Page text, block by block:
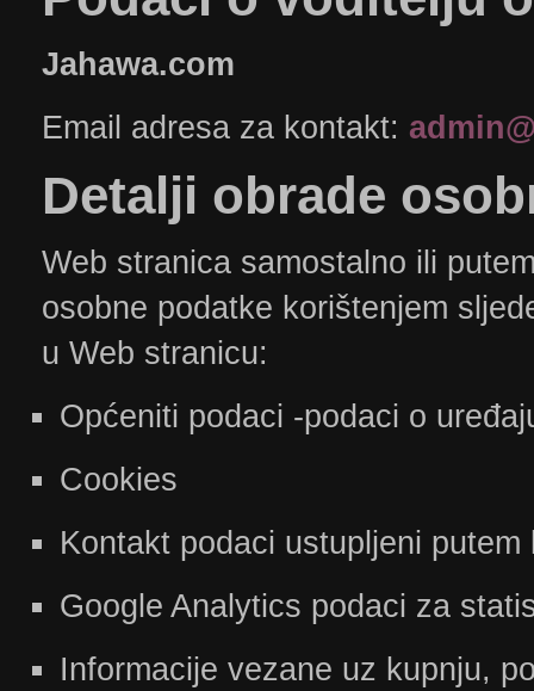
Jahawa.com
Email adresa za kontakt:
​Detalji obrade
Web stranica samostalno ili
osobne podatke korištenjem
u Web stranicu:
Općeniti podaci -podaci o
Cookies
Kontakt podaci ustupljeni
Google Analytics podaci za
Informacije vezane uz kupnju,